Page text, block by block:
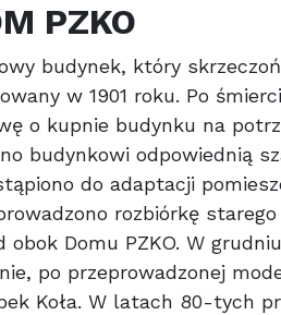
PZKO
budynek, który
w 1901 roku. Po
o kupnie budynku na
budynkowi odpowiednią
do adaptacji
rozbiórkę
obok Domu PZKO. W
po przeprowadzonej
Koła. W latach 80-tych